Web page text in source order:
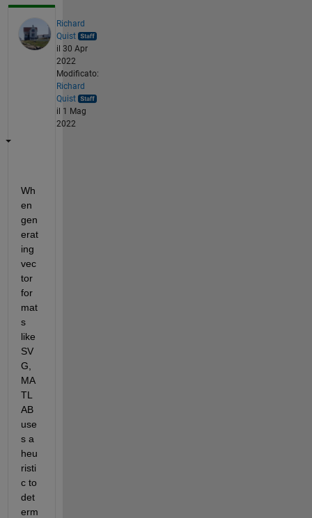
Richard
Quist
il 30 Apr
2022
Modificato:
Richard
Quist
il 1 Mag
2022
Wh
en
gen
erat
ing
vec
tor
for
mat
s
like
SV
G,
MA
TL
AB
use
s a
heu
risti
c to
det
erm